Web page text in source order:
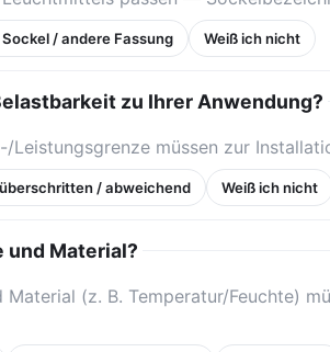
/ andere Fassung Weiß ich nicht
zu Ihrer Anwendung?
Leistungsgrenze müssen zur
/ abweichend Weiß ich nicht
und Material?
Material (z. B. Temperatur/Feuchte)